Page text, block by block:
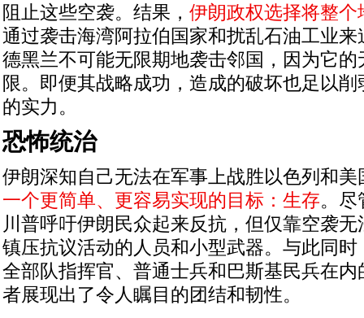
阻止这些空袭。结果， 伊朗政权选择将整个
通过袭击海湾阿拉伯国家和扰乱石油工业
德黑兰不可能无限期地袭击邻国，因为它
限。即便其战略成功，造成的破坏也足以
的实力。
恐怖统治
伊朗深知自己无法在军事上战胜以色列和美
一个更简单、更容易实现的目标：生存。尽
川普呼吁伊朗民众起来反抗，但仅靠空袭
镇压抗议活动的人员和小型武器。与此同
全部队指挥官、普通士兵和巴斯基民兵在
者展现出了令人瞩目的团结和韧性。